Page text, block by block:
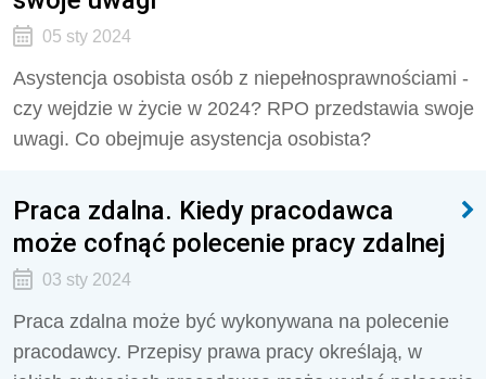
05 sty 2024
Asystencja osobista osób z niepełnosprawnościami -
czy wejdzie w życie w 2024? RPO przedstawia swoje
uwagi. Co obejmuje asystencja osobista?
Praca zdalna. Kiedy pracodawca
może cofnąć polecenie pracy zdalnej
03 sty 2024
Praca zdalna może być wykonywana na polecenie
pracodawcy. Przepisy prawa pracy określają, w